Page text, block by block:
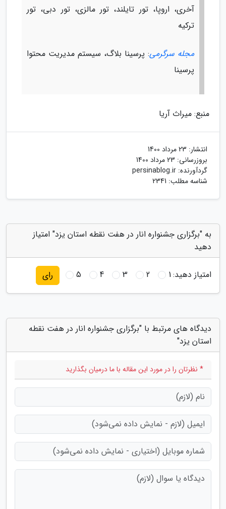
آخری، اروپا، تور تایلند، تور مالزی، تور دبی، تور
ترکیه
مجله سرگرمی: پرسینا بلاگ، سیستم مدیریت محتوا
پرسینا
منبع: میراث آریا
انتشار: 23 مرداد 1400
بروزرسانی: 23 مرداد 1400
گردآورنده: persinablog.ir
شناسه مطلب: 2341
به "برگزاری جشنواره انار در هفت نقطه استان یزد" امتیاز
دهید
امتیاز دهید:1
2
3
4
5 رای
دیدگاه های مرتبط با "برگزاری جشنواره انار در هفت نقطه
استان یزد"
* نظرتان را در مورد این مقاله با ما درمیان بگذارید